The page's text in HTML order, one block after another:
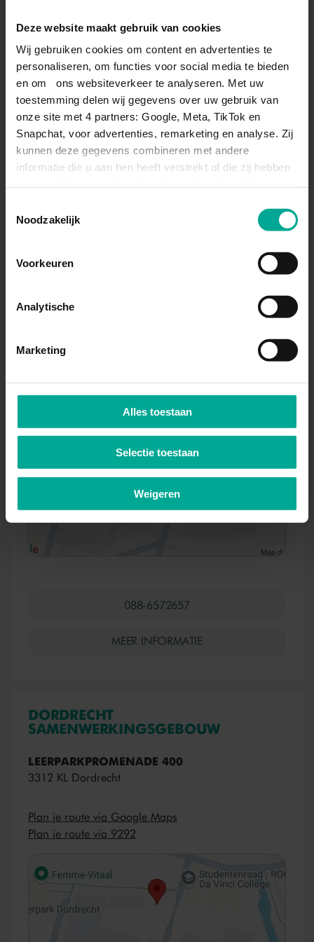
Deze website maakt gebruik van cookies
Wij gebruiken cookies om content en advertenties te
personaliseren, om functies voor social media te bieden
en om ons websiteverkeer te analyseren. Met uw
toestemming delen wij gegevens over uw gebruik van
onze site met 4 partners: Google, Meta, TikTok en
Snapchat, voor advertenties, remarketing en analyse. Zij
kunnen deze gegevens combineren met andere
informatie die u aan hen heeft verstrekt of die zij hebben
Noodzakelijk
Voorkeuren
Analytische
Marketing
Alles toestaan
Selectie toestaan
Weigeren
Plan je route via Google Maps
Plan je route via 9292
Plan je route via Google Maps
Plan je route via 9292
088-6572657
MEER INFORMATIE
DORDRECHT
SAMENWERKINGSGEBOUW
LEERPARKPROMENADE 400
3312 KL Dordrecht
Plan je route via Google Maps
Plan je route via 9292